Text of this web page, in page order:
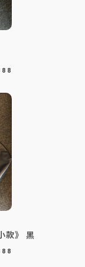
N
1
,
款》 黑